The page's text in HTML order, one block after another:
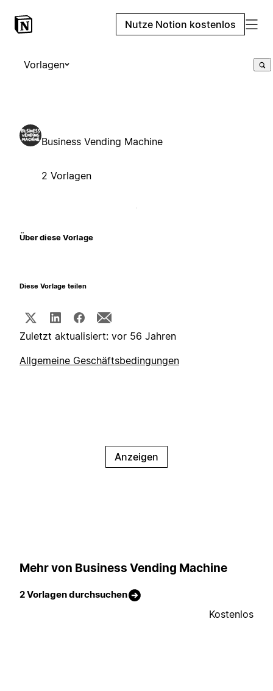
Nutze Notion kostenlos
Vorlagen
Business Vending Machine
2 Vorlagen
Über diese Vorlage
Diese Vorlage teilen
Zuletzt aktualisiert: vor 56 Jahren
Allgemeine Geschäftsbedingungen
Anzeigen
Mehr von Business Vending Machine
2 Vorlagen durchsuchen
Kostenlos